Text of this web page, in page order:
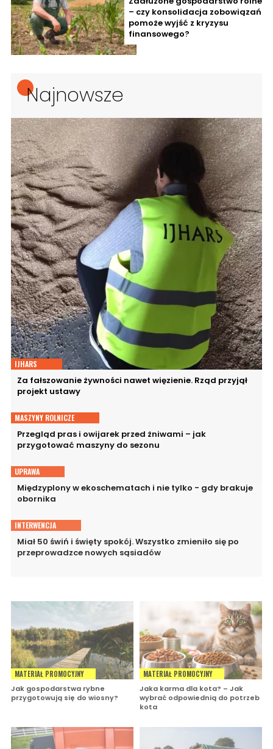
– czy konsolidacja zobowiązań
pomoże wyjść z kryzysu
finansowego?
Najnowsze
IJHARS
Za fałszowanie żywności nawet więzienie. Rząd przyjął
projekt ustawy
MASZYNY ROLNICZE
Przegląd pras i owijarek przed żniwami – jak
przygotować maszyny do sezonu
UPRAWA
Międzyplony w ekoschematach i nie tylko - gdy brakuje
obornika
INTERWENCJA
Miał 50 świń i święty spokój. Wszystko zmieniło się po
przeprowadzce nowych sąsiadów
MATERIAŁ PROMOCYJNY
Jak gospodarstwa rybne
przygotowują się do wiosny?
MATERIAŁ PROMOCYJNY
Jaka karma dla kota? – Jak
wybrać odpowiednią do potrzeb
kota